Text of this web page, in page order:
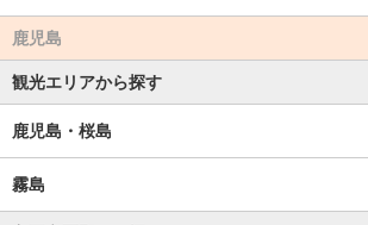
鹿児島
観光エリアから探す
鹿児島・桜島
霧島